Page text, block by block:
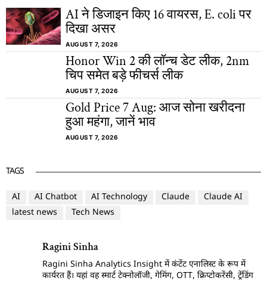
AI ने डिजाइन किए 16 वायरस, E. coli पर
दिखा असर
AUGUST 7, 2026
Honor Win 2 की लॉन्च डेट लीक, 2nm
चिप समेत बड़े फीचर्स लीक
AUGUST 7, 2026
Gold Price 7 Aug: आज सोना खरीदना
हुआ महंगा, जानें भाव
AUGUST 7, 2026
TAGS
AI AI Chatbot AI Technology Claude
Claude AI
latest news
Tech News
Ragini Sinha
Ragini Sinha Analytics Insight में कंटेंट एनालिस्ट के रूप में
कार्यरत हैं। यहां वह स्मार्ट टेक्नोलॉजी, गेमिंग, OTT, क्रिप्टोकरेंसी, ट्रेंडिंग